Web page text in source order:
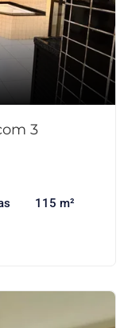
3
115 m²